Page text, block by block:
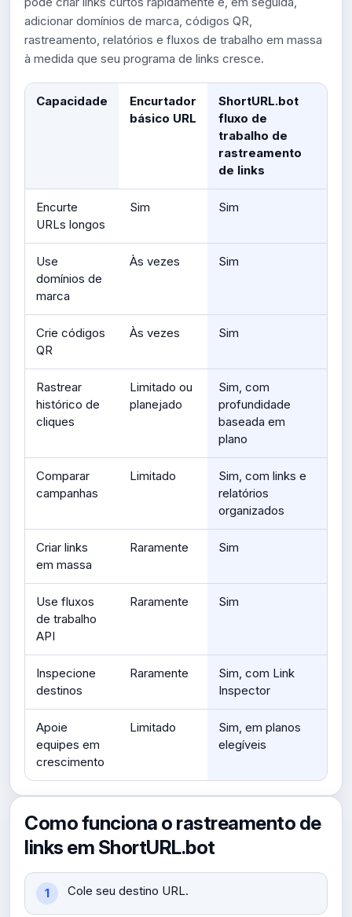
adicionar domínios de marca, códigos QR,
rastreamento, relatórios e fluxos de trabalho em massa
à medida que seu programa de links cresce.
Capacidade
Encurtador
básico URL
ShortURL.bot
fluxo de
trabalho de
rastreamento
de links
Encurte
URLs longos
Sim Sim
Use
domínios de
marca
Às vezes Sim
Crie códigos
QR
Às vezes Sim
Rastrear
histórico de
cliques
Limitado ou
planejado
Sim, com
profundidade
baseada em
plano
Comparar
campanhas
Limitado
Sim, com links e
relatórios
organizados
Criar links
em massa
Raramente Sim
Use fluxos
de trabalho
API
Raramente Sim
Inspecione
destinos
Raramente
Sim, com Link
Inspector
Apoie
equipes em
crescimento
Limitado
Sim, em planos
elegíveis
Como funciona o rastreamento de
links em ShortURL.bot
Cole seu destino URL.